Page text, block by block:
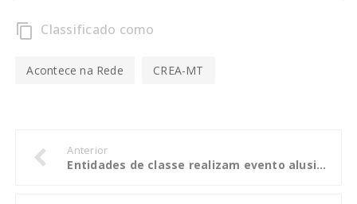
content_copy Classificado como
Acontece na Rede CREA-MT
Anterior
Entidades de classe realizam evento alusivo ao Dia do Geólogo